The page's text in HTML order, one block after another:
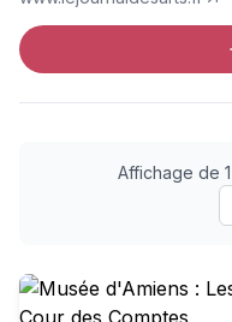
Affichage de
Musée d'Amiens : Les